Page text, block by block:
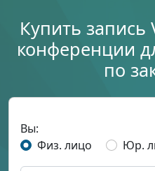
Купить запись
конференции
по
Вы:
Физ. лицо
Юр.